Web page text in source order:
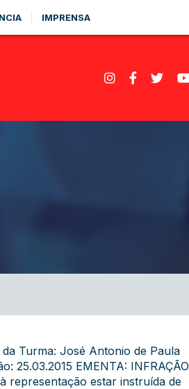
IMPRENSA
Turma: José Antonio de Paula
25.03.2015 EMENTA: INFRAÇÃO
representação estar instruída de